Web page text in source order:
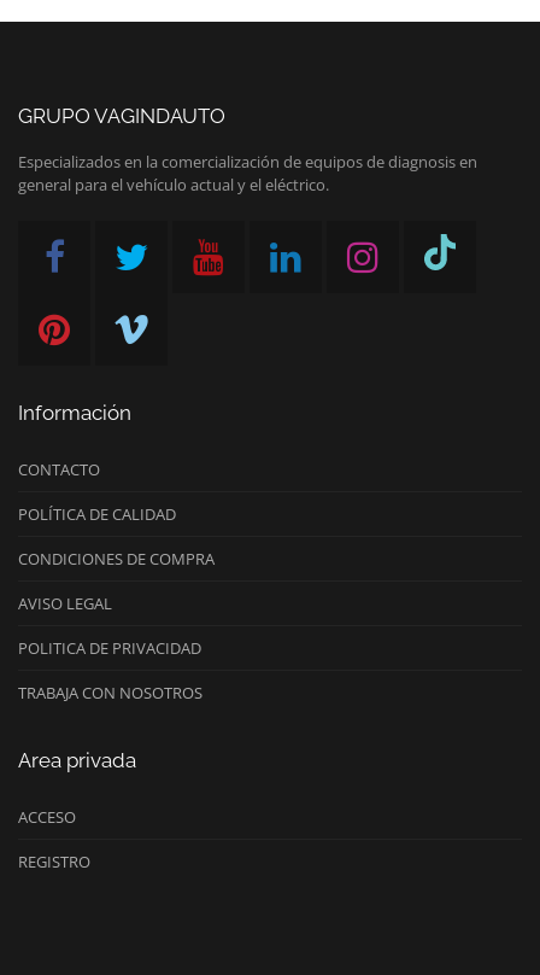
GRUPO VAGINDAUTO
Especializados en la comercialización de equipos de diagnosis en
general para el vehículo actual y el eléctrico.
Información
CONTACTO
POLÍTICA DE CALIDAD
CONDICIONES DE COMPRA
AVISO LEGAL
POLITICA DE PRIVACIDAD
TRABAJA CON NOSOTROS
Area privada
ACCESO
REGISTRO